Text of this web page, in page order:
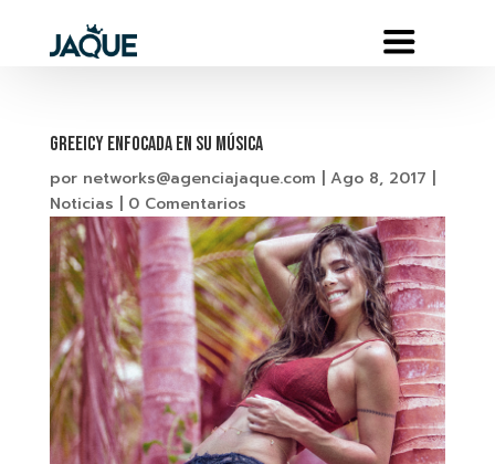
GREEICY enfocada en su música
por networks@agenciajaque.com Ago 8, 2017
Noticias
0 Comentarios